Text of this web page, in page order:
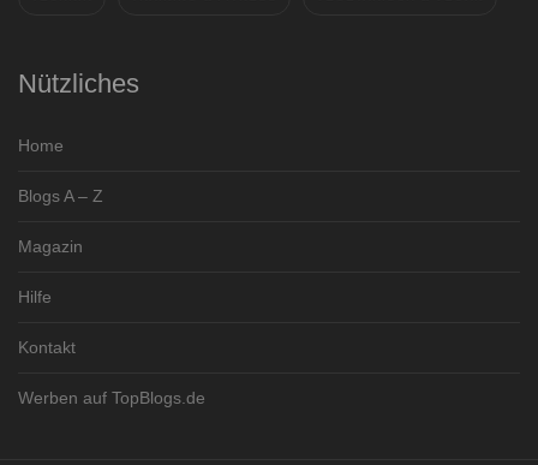
Nützliches
Home
Blogs A – Z
Magazin
Hilfe
Kontakt
Werben auf TopBlogs.de